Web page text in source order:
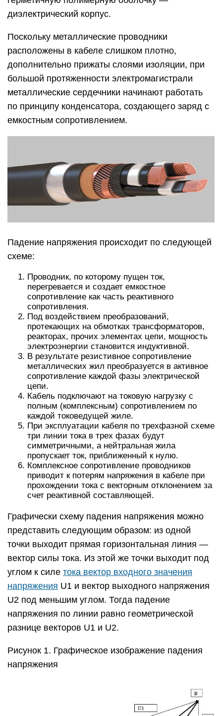
диэлектрический корпус.
Поскольку металлические проводники
расположены в кабеле слишком плотно,
дополнительно прижаты слоями изоляции, при
большой протяженности электромагистрали
металлические сердечники начинают работать
по принципу конденсатора, создающего заряд с
емкостным сопротивлением.
Падение напряжения происходит по следующей
схеме:
Проводник, по которому пущен ток,
перегревается и создает емкостное
сопротивление как часть реактивного
сопротивления.
Под воздействием преобразований,
протекающих на обмотках трансформаторов,
реакторах, прочих элементах цепи, мощность
электроэнергии становится индуктивной.
В результате резистивное сопротивление
металлических жил преобразуется в активное
сопротивление каждой фазы электрической
цепи.
Кабель подключают на токовую нагрузку с
полным (комплексным) сопротивлением по
каждой токоведущей жиле.
При эксплуатации кабеля по трехфазной схеме
три линии тока в трех фазах будут
симметричными, а нейтральная жила
пропускает ток, приближенный к нулю.
Комплексное сопротивление проводников
приводит к потерям напряжения в кабеле при
прохождении тока с векторным отклонением за
счет реактивной составляющей.
Графически схему падения напряжения можно
представить следующим образом: из одной
точки выходит прямая горизонтальная линия —
вектор силы тока. Из этой же точки выходит под
углом к силе тока вектор входного значения
напряжения U1 и вектор выходного напряжения
U2 под меньшим углом. Тогда падение
напряжения по линии равно геометрической
разнице векторов U1 и U2.
Рисунок 1. Графическое изображение падения
напряжения